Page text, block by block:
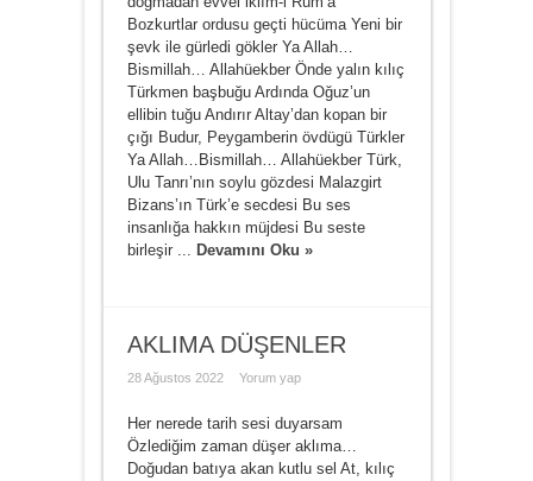
Bozkurtlar ordusu geçti hücüma Yeni bir
şevk ile gürledi gökler Ya Allah…
Bismillah… Allahüekber Önde yalın kılıç
Türkmen başbuğu Ardında Oğuz’un
ellibin tuğu Andırır Altay’dan kopan bir
çığı Budur, Peygamberin övdügü Türkler
Ya Allah…Bismillah… Allahüekber Türk,
Ulu Tanrı’nın soylu gözdesi Malazgirt
Bizans’ın Türk’e secdesi Bu ses
insanlığa hakkın müjdesi Bu seste
birleşir ... Devamını Oku »
AKLIMA DÜŞENLER
28 Ağustos 2022 Yorum yap
Her nerede tarih sesi duyarsam
Özlediğim zaman düşer aklıma…
Doğudan batıya akan kutlu sel At, kılıç